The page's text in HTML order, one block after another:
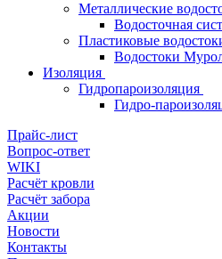
Металлические
Водосточная
Пластиковые
Водостоки
Изоляция
Гидропароизоляция
Гидро-
Прайс-лист
Вопрос-ответ
WIKI
Расчёт кровли
Расчёт забора
Акции
Новости
Контакты